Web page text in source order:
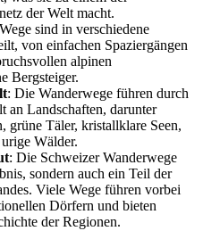
der Welt macht.
sind in verschiedene
von einfachen Spaziergängen
alpinen
Bergsteiger.
: Die Wanderwege führen durch
an Landschaften, darunter
grüne Täler, kristallklare Seen,
Wälder.
: Die Schweizer Wanderwege
sondern auch ein Teil der
Viele Wege führen vorbei
Dörfern und bieten
der Regionen.